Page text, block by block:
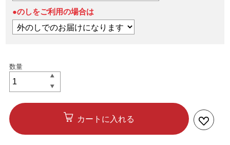
●のしをご利用の場合は
カートに入れる